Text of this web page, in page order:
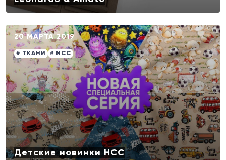
20 МАРТА 2019
# ТКАНИ # NCC
Детские новинки НСС